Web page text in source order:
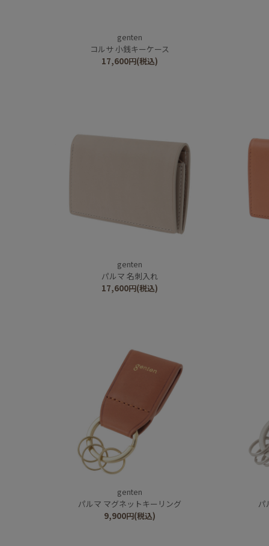
genten
コルサ 小銭キーケース
17,600円(税込)
genten
パルマ 名刺入れ
17,600円(税込)
genten
パルマ マグネットキーリング
9,900円(税込)
パ